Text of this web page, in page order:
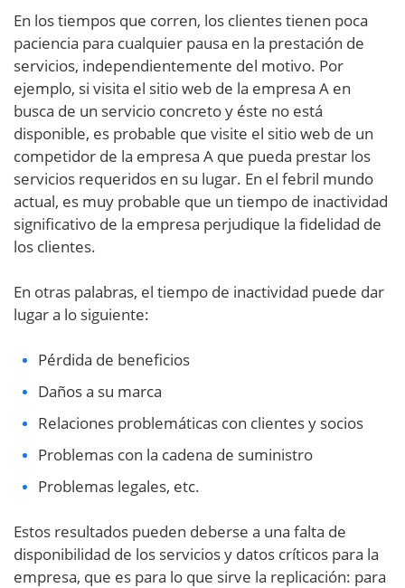
En los tiempos que corren, los clientes tienen poca
paciencia para cualquier pausa en la prestación de
servicios, independientemente del motivo. Por
ejemplo, si visita el sitio web de la empresa A en
busca de un servicio concreto y éste no está
disponible, es probable que visite el sitio web de un
competidor de la empresa A que pueda prestar los
servicios requeridos en su lugar. En el febril mundo
actual, es muy probable que un tiempo de inactividad
significativo de la empresa perjudique la fidelidad de
los clientes.
En otras palabras, el tiempo de inactividad puede dar
lugar a lo siguiente:
Pérdida de beneficios
Daños a su marca
Relaciones problemáticas con clientes y socios
Problemas con la cadena de suministro
Problemas legales, etc.
Estos resultados pueden deberse a una falta de
disponibilidad de los servicios y datos críticos para la
empresa, que es para lo que sirve la replicación: para